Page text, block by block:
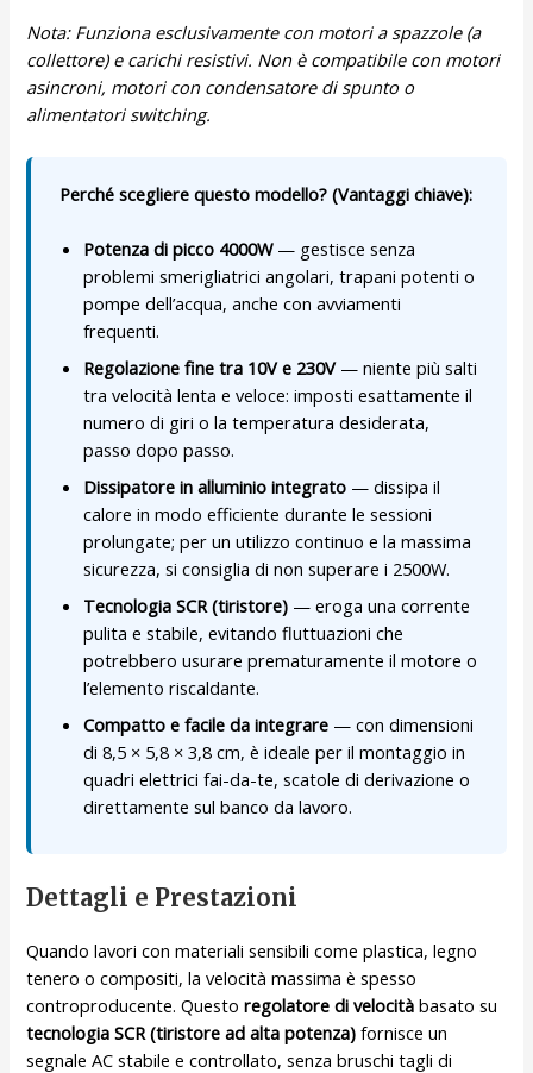
Nota: Funziona esclusivamente con motori a spazzole (a
collettore) e carichi resistivi. Non è compatibile con motori
asincroni, motori con condensatore di spunto o
alimentatori switching.
Perché scegliere questo modello? (Vantaggi chiave):
Potenza di picco 4000W— gestisce senza
problemi smerigliatrici angolari, trapani potenti o
pompe dell’acqua, anche con avviamenti
frequenti.
Regolazione fine tra 10V e 230V— niente più salti
tra velocità lenta e veloce: imposti esattamente il
numero di giri o la temperatura desiderata,
passo dopo passo.
Dissipatore in alluminio integrato — dissipa il
calore in modo efficiente durante le sessioni
prolungate; per un utilizzo continuo e la massima
sicurezza, si consiglia di non superare i 2500W.
Tecnologia SCR (tiristore) — eroga una corrente
pulita e stabile, evitando fluttuazioni che
potrebbero usurare prematuramente il motore o
l’elemento riscaldante.
Compatto e facile da integrare — con dimensioni
di 8,5 × 5,8 × 3,8 cm, è ideale per il montaggio in
quadri elettrici fai-da-te, scatole di derivazione o
direttamente sul banco da lavoro.
Dettagli e Prestazioni
Quando lavori con materiali sensibili come plastica, legno
tenero o compositi, la velocità massima è spesso
controproducente. Questoregolatore di velocità basato su
tecnologia SCR (tiristore ad alta potenza) fornisce un
segnale AC stabile e controllato, senza bruschi tagli di